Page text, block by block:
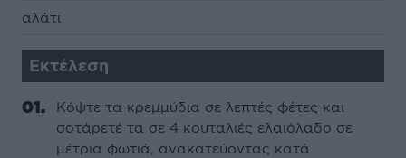
αλάτι
Εκτέλεση
Κόψτε τα κρεμμύδια σε λεπτές φέτες και
σοτάρετέ τα σε 4 κουταλιές ελαιόλαδο σε
μέτρια φωτιά, ανακατεύοντας κατά